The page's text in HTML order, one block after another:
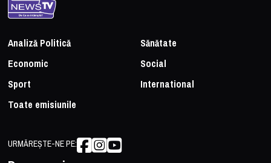
Analiză Politică
Sănătate
Economic
Social
Sport
International
Toate emisiunile
URMĂREȘTE-NE PE: